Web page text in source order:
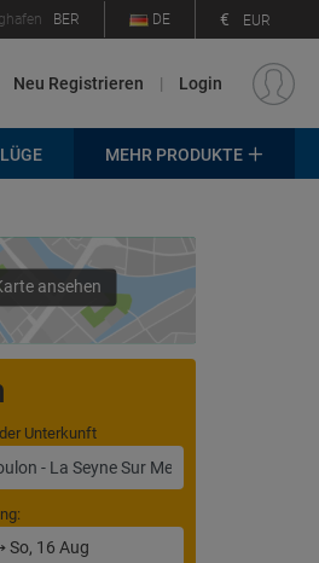
BER DE € EUR
Neu Registrieren | Login
MEHR PRODUKTE
ansehen
Unterkunft